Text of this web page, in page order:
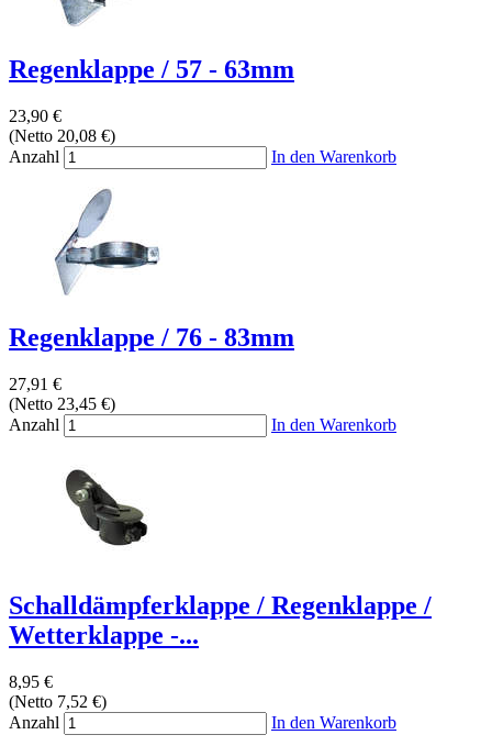
Regenklappe / 57 - 63mm
23,90 €
(Netto 20,08 €)
Anzahl
In den Warenkorb
Regenklappe / 76 - 83mm
27,91 €
(Netto 23,45 €)
Anzahl
In den Warenkorb
Schalldämpferklappe / Regenklappe /
Wetterklappe -...
8,95 €
(Netto 7,52 €)
Anzahl
In den Warenkorb